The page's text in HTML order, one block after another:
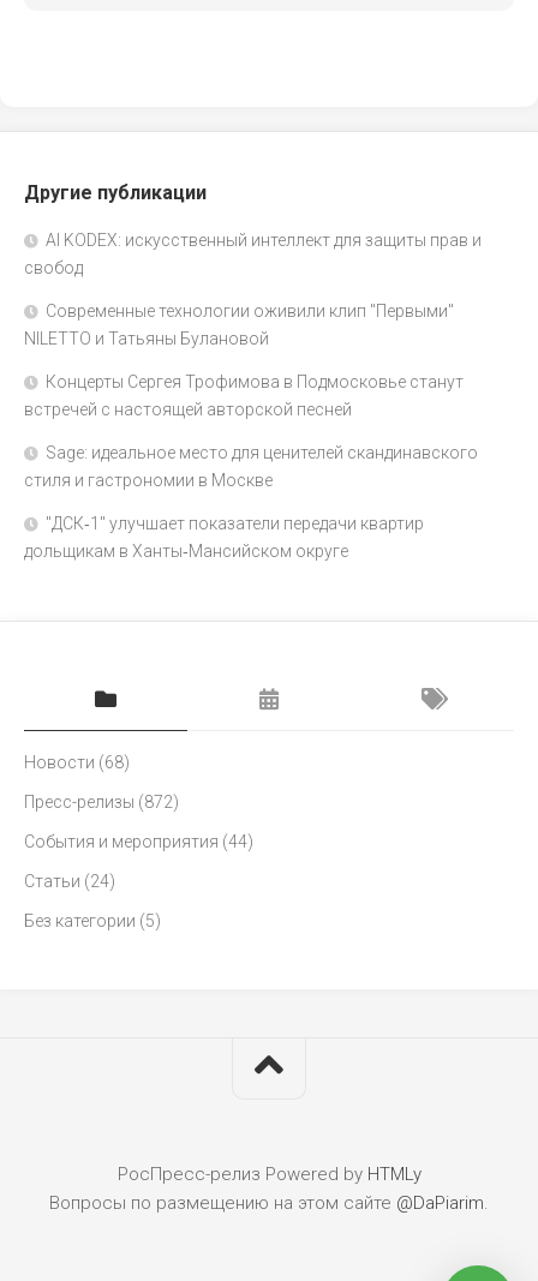
Другие публикации
AI KODEX: искусственный интеллект для защиты прав и
свобод
Современные технологии оживили клип "Первыми"
NILETTO и Татьяны Булановой
Концерты Сергея Трофимова в Подмосковье станут
встречей с настоящей авторской песней
Sage: идеальное место для ценителей скандинавского
стиля и гастрономии в Москве
"ДСК‑1" улучшает показатели передачи квартир
дольщикам в Ханты‑Мансийском округе
Новости (68)
Пресс-релизы (872)
События и мероприятия (44)
Статьи (24)
Без категории (5)
РосПресс-релиз Powered by HTMLy
Вопросы по размещению на этом сайте @DaPiarim.